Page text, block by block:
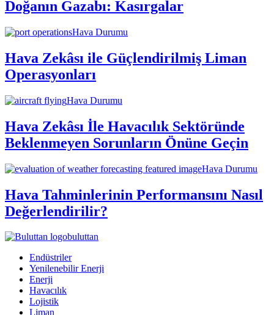
Doğanın Gazabı: Kasırgalar
Hava Durumu
Hava Zekâsı ile Güçlendirilmiş Liman
Operasyonları
Hava Durumu
Hava Zekâsı İle Havacılık Sektöründe
Beklenmeyen Sorunların Önüne Geçin
Hava Durumu
Hava Tahminlerinin Performansını Nasıl
Değerlendirilir?
buluttan
Endüstriler
Yenilenebilir Enerji
Enerji
Havacılık
Lojistik
Liman